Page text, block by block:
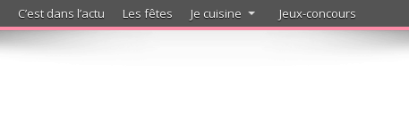
C’est dans l’actu Les fêtes Je cuisine Jeux-concours